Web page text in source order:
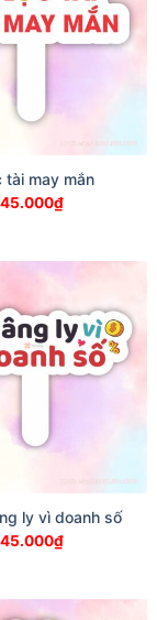
tài may mắn
45.000₫
ly vì doanh số
45.000₫